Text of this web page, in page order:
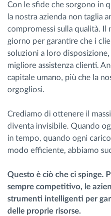
Con le sfide che sorgono in
la nostra azienda non taglia
compromessi sulla qualità. Il
giorno per garantire che i
soluzioni a loro
migliore assistenza clienti.
capitale umano, più che la
orgogliosi.
Crediamo di ottenere il
diventa invisibile. Quando
in tempo, quando ogni
modo efficiente, abbiamo
Questo è ciò che ci spinge.
sempre competitivo, le
strumenti intelligenti per
delle proprie risorse.